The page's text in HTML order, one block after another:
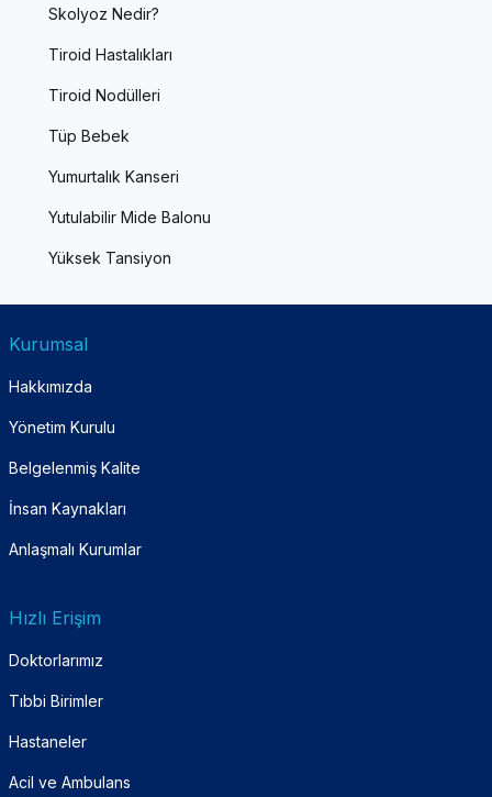
Skolyoz Nedir?
Tiroid Hastalıkları
Tiroid Nodülleri
Tüp Bebek
Yumurtalık Kanseri
Yutulabilir Mide Balonu
Yüksek Tansiyon
Kurumsal
Hakkımızda
Yönetim Kurulu
Belgelenmiş Kalite
İnsan Kaynakları
Anlaşmalı Kurumlar
Hızlı Erişim
Doktorlarımız
Tıbbi Birimler
Hastaneler
Acil ve Ambulans